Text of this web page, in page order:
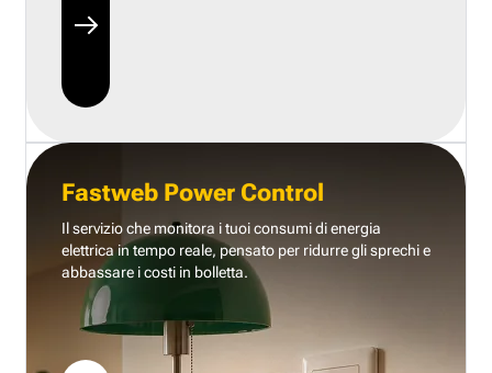
Fastweb Power Control
Il servizio che monitora i tuoi consumi di energia
elettrica in tempo reale, pensato per ridurre gli sprechi e
abbassare i costi in bolletta.